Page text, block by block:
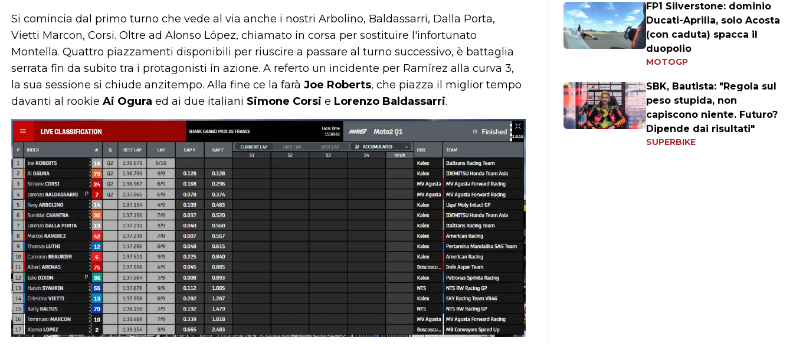
Si comincia dal primo turno che vede al via anche i nostri Arbolino, Baldassarri, Dalla Porta,
Vietti Marcon, Corsi. Oltre ad Alonso López, chiamato in corsa per sostituire l'infortunato
Montella. Quattro piazzamenti disponibili per riuscire a passare al turno successivo, è battaglia
serrata fin da subito tra i protagonisti in azione. A referto un incidente per Ramírez alla curva 3,
la sua sessione si chiude anzitempo. Alla fine ce la farà Joe Roberts, che piazza il miglior tempo
davanti al rookie Ai Ogura ed ai due italiani Simone Corsi e Lorenzo Baldassarri.
FP1 Silverstone: dominio
Ducati-Aprilia, solo Acosta
(con caduta) spacca il
duopolio
MOTOGP
SBK, Bautista: "Regola sul
peso stupida, non
capiscono niente. Futuro?
Dipende dai risultati"
SUPERBIKE